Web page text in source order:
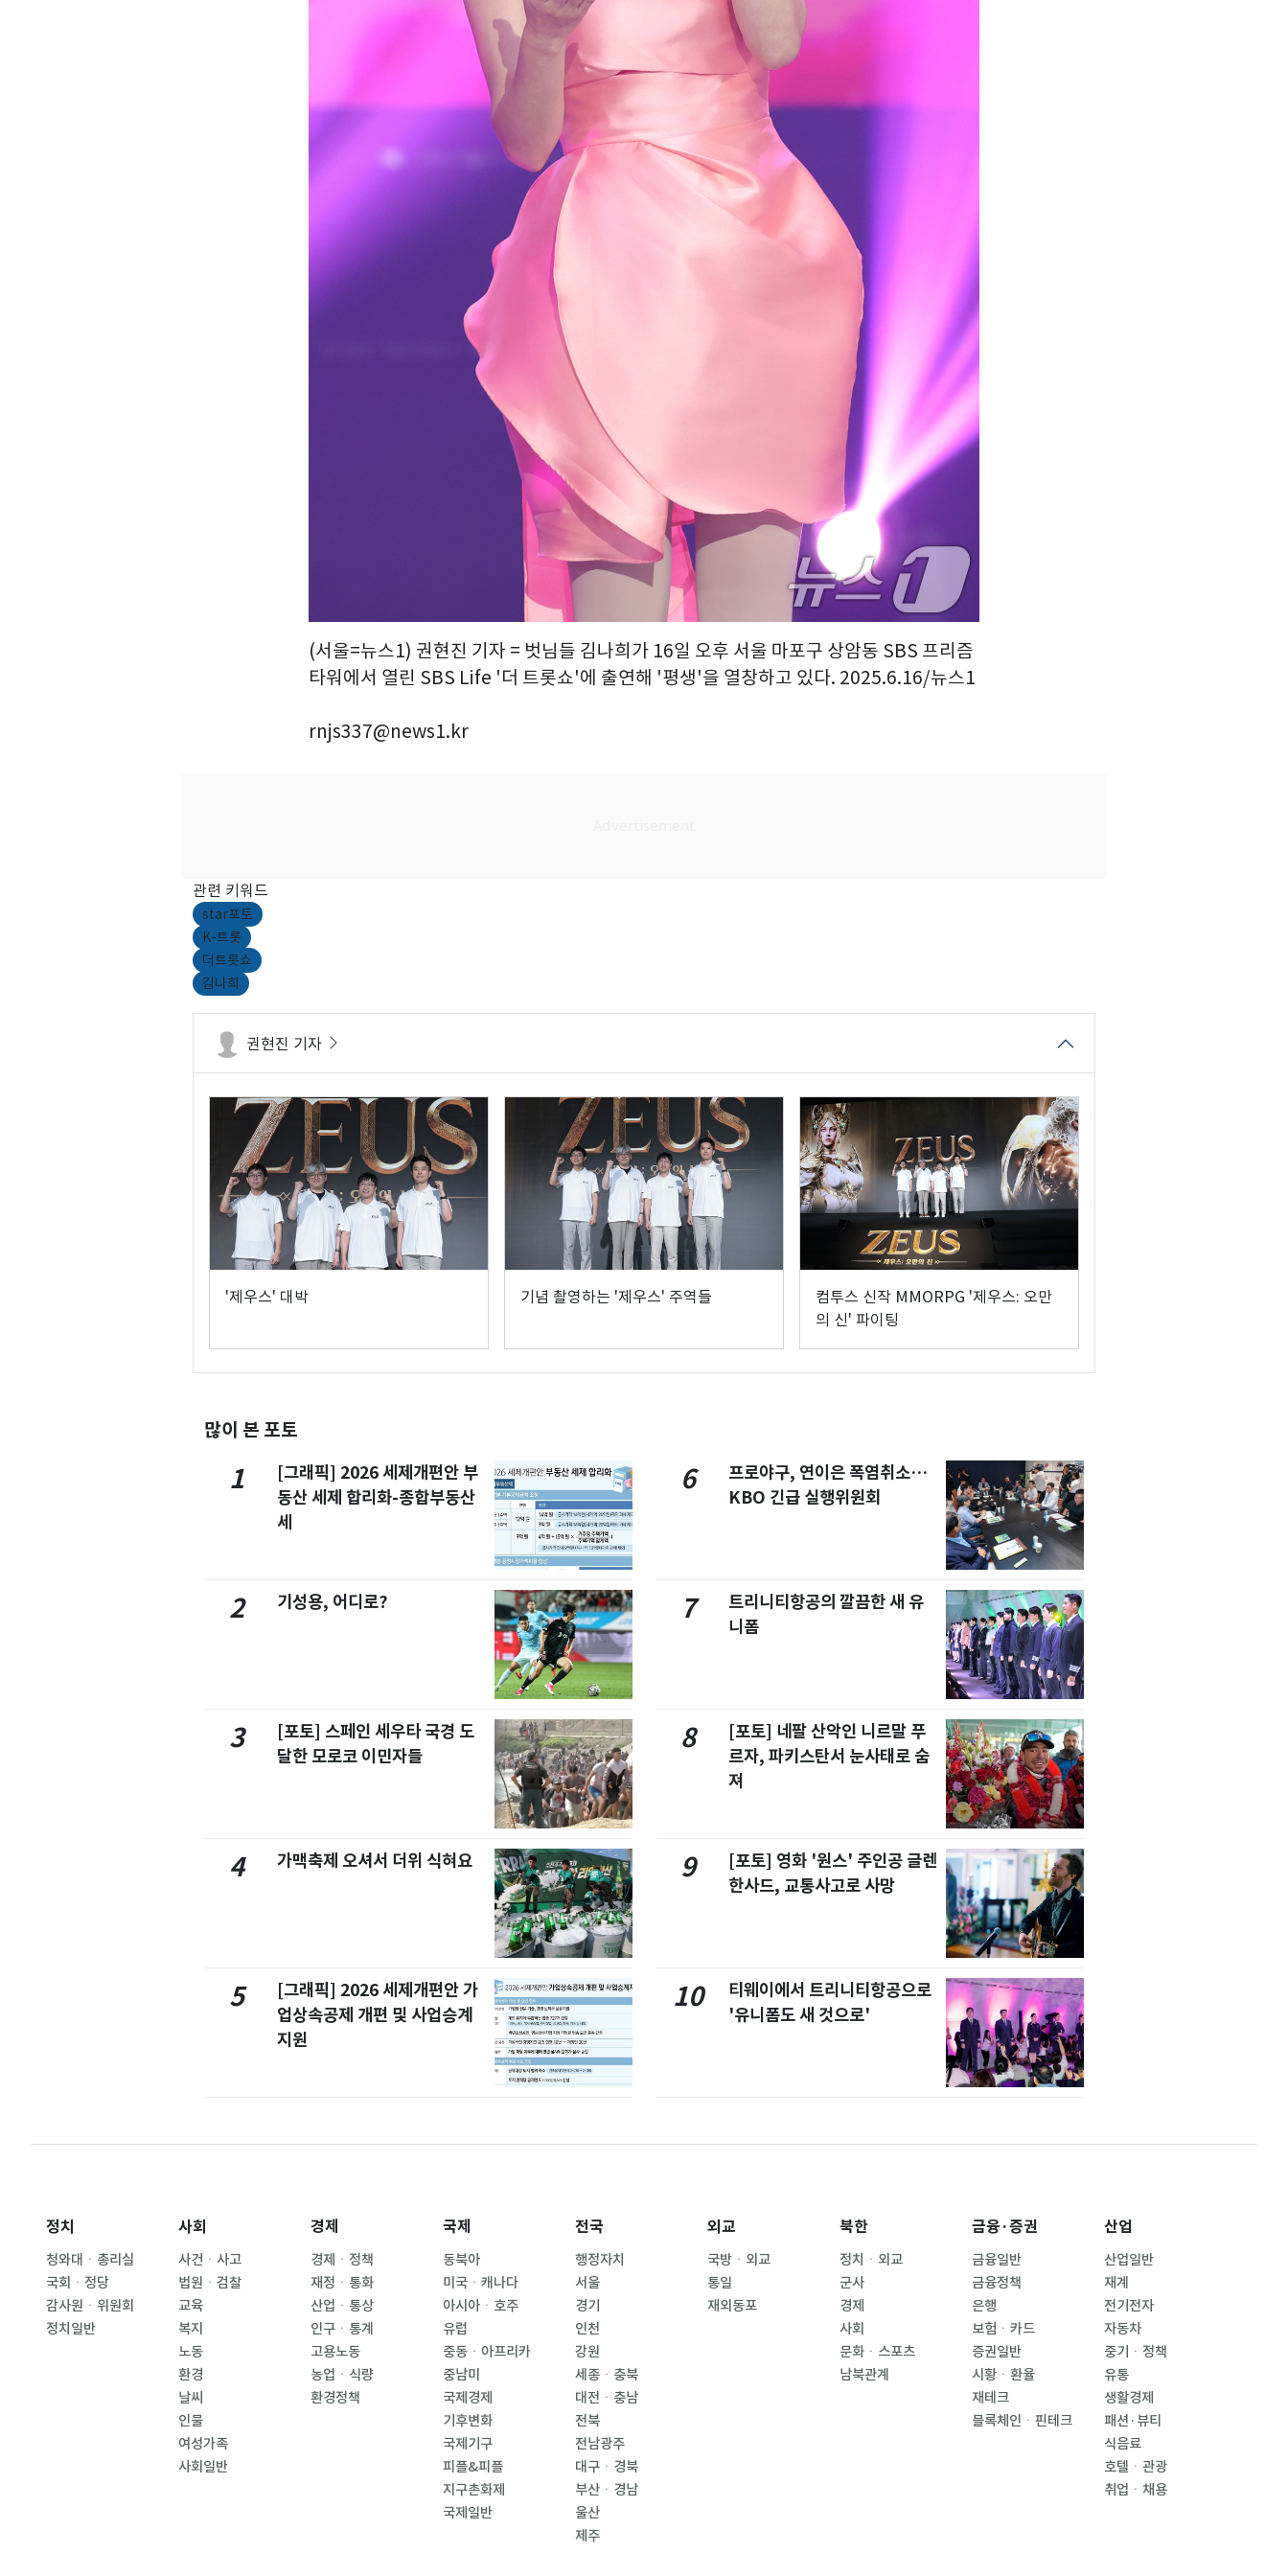
(서울=뉴스1) 권현진 기자 = 벗님들 김나희가 16일 오후 서울 마포구 상암동 SBS 프리즘
타워에서 열린 SBS Life '더 트롯쇼'에 출연해 '평생'을 열창하고 있다. 2025.6.16/뉴스1
rnjs337@news1.kr
관련 키워드
star포토
K-트롯
더트롯쇼
김나희
권현진 기자
'제우스' 대박 기념 촬영하는 '제우스' 주역들
컴투스 신작 MMORPG '제우스: 오만
의 신' 파이팅
많이 본 포토
1
[그래픽] 2026 세제개편안 부
동산 세제 합리화-종합부동산
세
2 기성용, 어디로?
3
[포토] 스페인 세우타 국경 도
달한 모로코 이민자들
4 가맥축제 오셔서 더위 식혀요
5
[그래픽] 2026 세제개편안 가
업상속공제 개편 및 사업승계
지원
6
프로야구, 연이은 폭염취소…
KBO 긴급 실행위원회
7
트리니티항공의 깔끔한 새 유
니폼
8
[포토] 네팔 산악인 니르말 푸
르자, 파키스탄서 눈사태로 숨
져
9
[포토] 영화 '원스' 주인공 글렌
한사드, 교통사고로 사망
10
티웨이에서 트리니티항공으로
'유니폼도 새 것으로'
정치
청와대ㆍ총리실
국회ㆍ정당
감사원ㆍ위원회
정치일반
사회
사건ㆍ사고
법원ㆍ검찰
교육
복지
노동
환경
날씨
인물
여성가족
사회일반
경제
경제ㆍ정책
재정ㆍ통화
산업ㆍ통상
인구ㆍ통계
고용노동
농업ㆍ식량
환경정책
국제
동북아
미국ㆍ캐나다
아시아ㆍ호주
유럽
중동ㆍ아프리카
중남미
국제경제
기후변화
국제기구
피플&피플
지구촌화제
국제일반
전국
행정자치
서울
경기
인천
강원
세종ㆍ충북
대전ㆍ충남
전북
전남광주
대구ㆍ경북
부산ㆍ경남
울산
제주
외교
국방ㆍ외교
통일
재외동포
북한
정치ㆍ외교
군사
경제
사회
문화ㆍ스포츠
남북관계
금융·증권
금융일반
금융정책
은행
보험ㆍ카드
증권일반
시황ㆍ환율
재테크
블록체인ㆍ핀테크
산업
산업일반
재계
전기전자
자동차
중기ㆍ정책
유통
생활경제
패션·뷰티
식음료
호텔ㆍ관광
취업ㆍ채용